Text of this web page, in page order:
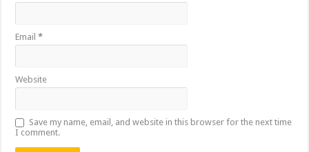
Email*
Website
Save my name, email, and website in this browser for the next time
I comment.